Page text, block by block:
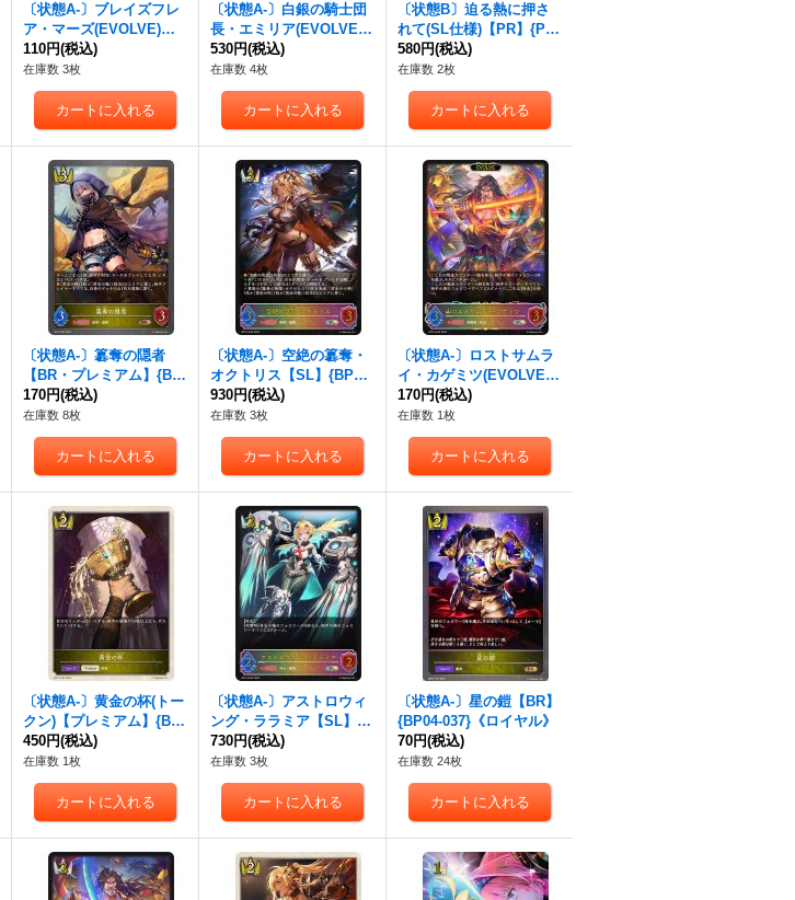
〔状態A-〕ブレイズフレ
ア・マーズ(EVOLVE)【L
G】{BP14-021}《ロイヤ
ル》
110円(税込)
在庫数 3枚
〔状態A-〕白銀の騎士団
長・エミリア(EVOLVE)
【LG】{BP16-020}《ロイ
ヤル》
530円(税込)
在庫数 4枚
〔状態B〕迫る熱に押さ
れて(SL仕様)【PR】{PR-
365}《ロイヤル》
580円(税込)
在庫数 2枚
〔状態A-〕簒奪の隠者
【BR・プレミアム】{BP
15-P08}《ロイヤル》
170円(税込)
在庫数 8枚
〔状態A-〕空絶の簒奪・
オクトリス【SL】{BP15-
SL06}《ロイヤル》
930円(税込)
在庫数 3枚
〔状態A-〕ロストサムラ
イ・カゲミツ(EVOLVE)
【SL】{BP15-SL08}《ロ
イヤル》
170円(税込)
在庫数 1枚
〔状態A-〕黄金の杯(トー
クン)【プレミアム】{BP
15-P30}《ロイヤル》
450円(税込)
在庫数 1枚
〔状態A-〕アストロウィ
ング・ララミア【SL】{B
P15-SL09}《ロイヤル》
730円(税込)
在庫数 3枚
〔状態A-〕星の鎧【BR】
{BP04-037}《ロイヤル》
70円(税込)
在庫数 24枚